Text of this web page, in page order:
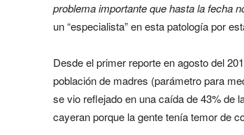
problema importante que hasta la fecha
un “especialista” en esta patología por
Desde el primer reporte en agosto del
población de madres (parámetro para
se vio reflejado en una caída de 43% de
cayeran porque la gente tenía temor de